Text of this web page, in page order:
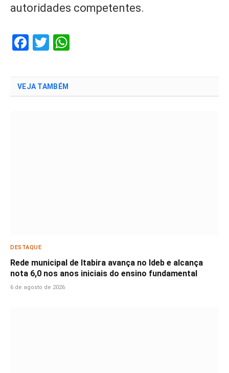
autoridades competentes.
Facebook
Twitter
VEJA TAMBÉM
DESTAQUE
Rede municipal de Itabira avança no Ideb e alcança
nota 6,0 nos anos iniciais do ensino fundamental
6 de agosto de 2026